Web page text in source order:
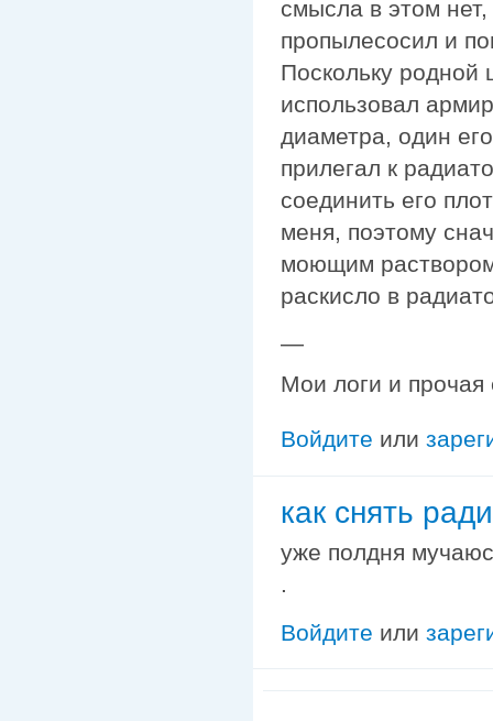
смысла в этом
пропылесосил и
Поскольку родной
использовал
диаметра, один
прилегал к
соединить его
меня, поэтому
моющим
раскисло в
—
Мои логи и
Войдите или
как снять
уже полдня
.
Войдите или